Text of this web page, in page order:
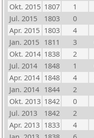
Okt. 2015 1807 1
Jul. 2015
1803 0
Apr. 2015 1803 4
Jan. 2015 1811 3
Okt. 2014 1838 2
Jul. 2014
1848 1
Apr. 2014 1848 4
Jan. 2014 1844 2
Okt. 2013 1842 0
Jul. 2013
1842 2
Apr. 2013 1833 4